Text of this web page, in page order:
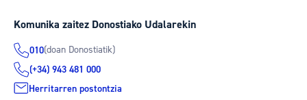
Komunika zaitez Donostiako Udalarekin
010(doan Donostiatik)
(+34) 943 481 000
Herritarren postontzia